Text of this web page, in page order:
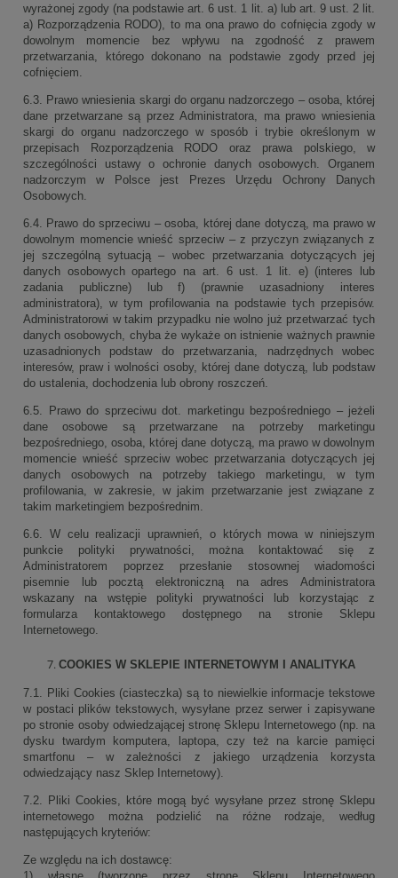
wyrażonej zgody (na podstawie art. 6 ust. 1 lit. a) lub art. 9 ust. 2 lit.
a) Rozporządzenia RODO), to ma ona prawo do cofnięcia zgody w
dowolnym momencie bez wpływu na zgodność z prawem
przetwarzania, którego dokonano na podstawie zgody przed jej
cofnięciem.
6.3. Prawo wniesienia skargi do organu nadzorczego – osoba, której
dane przetwarzane są przez Administratora, ma prawo wniesienia
skargi do organu nadzorczego w sposób i trybie określonym w
przepisach Rozporządzenia RODO oraz prawa polskiego, w
szczególności ustawy o ochronie danych osobowych. Organem
nadzorczym w Polsce jest Prezes Urzędu Ochrony Danych
Osobowych.
6.4. Prawo do sprzeciwu – osoba, której dane dotyczą, ma prawo w
dowolnym momencie wnieść sprzeciw – z przyczyn związanych z
jej szczególną sytuacją – wobec przetwarzania dotyczących jej
danych osobowych opartego na art. 6 ust. 1 lit. e) (interes lub
zadania publiczne) lub f) (prawnie uzasadniony interes
administratora), w tym profilowania na podstawie tych przepisów.
Administratorowi w takim przypadku nie wolno już przetwarzać tych
danych osobowych, chyba że wykaże on istnienie ważnych prawnie
uzasadnionych podstaw do przetwarzania, nadrzędnych wobec
interesów, praw i wolności osoby, której dane dotyczą, lub podstaw
do ustalenia, dochodzenia lub obrony roszczeń.
6.5. Prawo do sprzeciwu dot. marketingu bezpośredniego – jeżeli
dane osobowe są przetwarzane na potrzeby marketingu
bezpośredniego, osoba, której dane dotyczą, ma prawo w dowolnym
momencie wnieść sprzeciw wobec przetwarzania dotyczących jej
danych osobowych na potrzeby takiego marketingu, w tym
profilowania, w zakresie, w jakim przetwarzanie jest związane z
takim marketingiem bezpośrednim.
6.6. W celu realizacji uprawnień, o których mowa w niniejszym
punkcie polityki prywatności, można kontaktować się z
Administratorem poprzez przesłanie stosownej wiadomości
pisemnie lub pocztą elektroniczną na adres Administratora
wskazany na wstępie polityki prywatności lub korzystając z
formularza kontaktowego dostępnego na stronie Sklepu
Internetowego.
COOKIES W SKLEPIE INTERNETOWYM I ANALITYKA
7.1. Pliki Cookies (ciasteczka) są to niewielkie informacje tekstowe
w postaci plików tekstowych, wysyłane przez serwer i zapisywane
po stronie osoby odwiedzającej stronę Sklepu Internetowego (np. na
dysku twardym komputera, laptopa, czy też na karcie pamięci
smartfonu – w zależności z jakiego urządzenia korzysta
odwiedzający nasz Sklep Internetowy).
7.2. Pliki Cookies, które mogą być wysyłane przez stronę Sklepu
internetowego można podzielić na różne rodzaje, według
następujących kryteriów:
Ze względu na ich dostawcę: